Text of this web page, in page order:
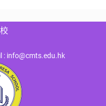
: info@cmts.edu.hk